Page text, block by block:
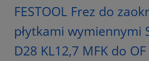
FESTOOL Frez do
płytkami wymiennymi
D28 KL12,7 MFK do